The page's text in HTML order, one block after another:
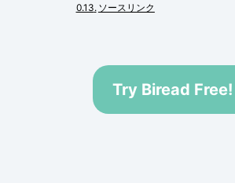
ソースリンク
Try Biread Free!